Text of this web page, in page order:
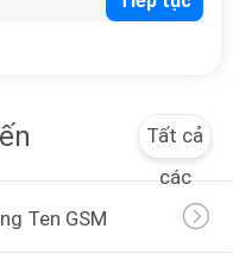
2
Tất cả
các
Ten GSM